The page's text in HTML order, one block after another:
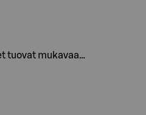
tuovat mukavaa…